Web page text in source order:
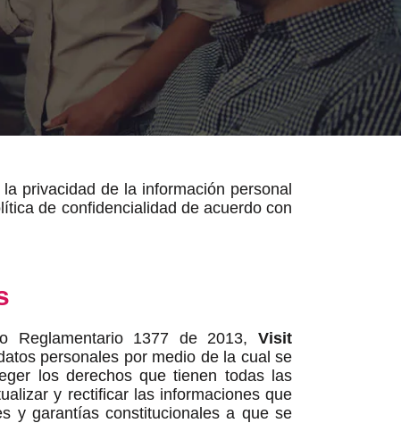
privacidad de la información personal
de confidencialidad de acuerdo con
1377 de 2013, Visit
personales por medio de la cual se
los derechos que tienen todas las
y rectificar las informaciones que
y garantías constitucionales a que se